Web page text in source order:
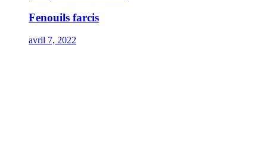
Fenouils farcis
avril 7, 2022